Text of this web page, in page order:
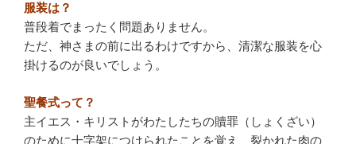
服装は？
普段着でまったく問題ありません。
ただ、神さまの前に出るわけですから、清潔な服装を心
掛けるのが良いでしょう。
聖餐式って？
主イエス・キリストがわたしたちの贖罪（しょくざい）
のために十字架につけられたことを覚え、裂かれた肉の